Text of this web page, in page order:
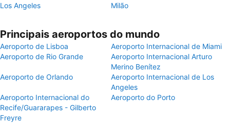
Los Angeles
Milão
Principais aeroportos do mundo
Aeroporto de Lisboa
Aeroporto Internacional de Miami
Aeroporto de Rio Grande
Aeroporto Internacional Arturo
Merino Benítez
Aeroporto de Orlando
Aeroporto Internacional de Los
Angeles
Aeroporto Internacional do
Recife/Guararapes - Gilberto
Freyre
Aeroporto do Porto